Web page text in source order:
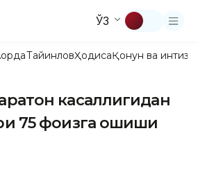
ЎЗ
ТайинловҲодисаҚонун ва
касаллигидан
75 фоизга ошиши